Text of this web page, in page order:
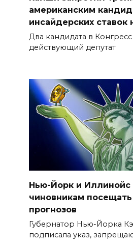
американским
инсайдерских ставок
Два кандидата в
действующий депутат
Нью-Йорк и Иллинойс
чиновникам
прогнозов
Губернатор Нью-Йорка
подписала указ,